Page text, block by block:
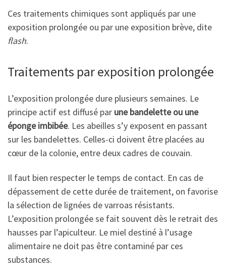
Ces traitements chimiques sont appliqués par une
exposition prolongée ou par une exposition brève, dite
flash.
Traitements par exposition prolongée
L’exposition prolongée dure plusieurs semaines. Le
principe actif est diffusé par une bandelette ou une
éponge imbibée. Les abeilles s’y exposent en passant
sur les bandelettes. Celles-ci doivent être placées au
cœur de la colonie, entre deux cadres de couvain.
Il faut bien respecter le temps de contact. En cas de
dépassement de cette durée de traitement, on favorise
la sélection de lignées de varroas résistants.
L’exposition prolongée se fait souvent dès le retrait des
hausses par l’apiculteur. Le miel destiné à l’usage
alimentaire ne doit pas être contaminé par ces
substances.